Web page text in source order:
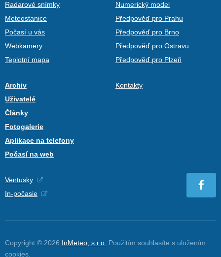
Radarové snímky
Meteostanice
Počasí u vás
Webkamery
Teplotní mapa
Numerický model
Předpověď pro Prahu
Předpověď pro Brno
Předpověď pro Ostravu
Předpověď pro Plzeň
Archiv
Uživatelé
Články
Fotogalerie
Aplikace na telefony
Počasí na web
Kontakty
Ventusky
In-počasie
Copyright © 2026 InMeteo, s.r.o. Použitím souhlasíte s uložením
cookies